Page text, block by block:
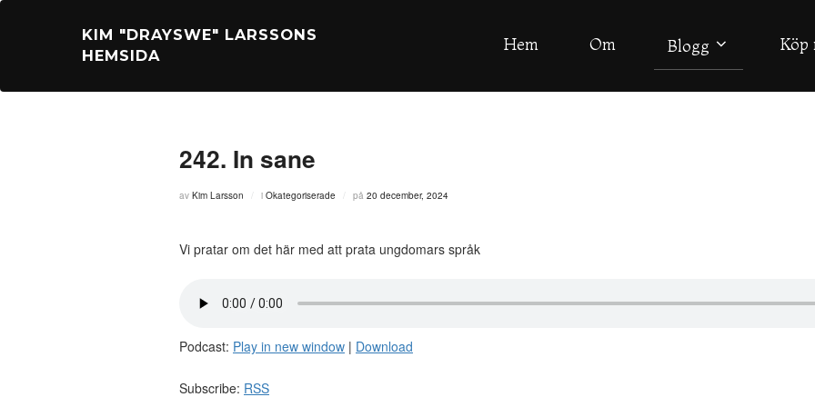
Hoppa
KIM "DRAYSWE" LARSSONS
HEMSIDA
Hem Om Blogg Köp
242. In sane
av Kim Larsson i Okategoriserade på Publicerat
20 december, 2024
Vi pratar om det här med att prata ungdomars språk
Podcast: Play in new window | Download
Subscribe: RSS